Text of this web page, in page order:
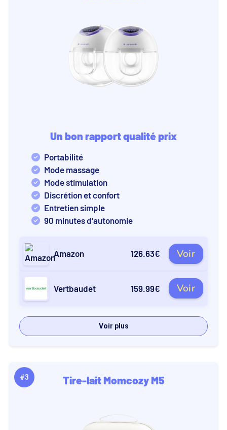
Un bon rapport qualité prix
Portabilité
Mode massage
Mode stimulation
Discrétion et confort
Entretien simple
90 minutes d'autonomie
Amazon 126.63€ Voir
Vertbaudet 159.99€ Voir
Voir plus
#3 Tire-lait Momcozy M5